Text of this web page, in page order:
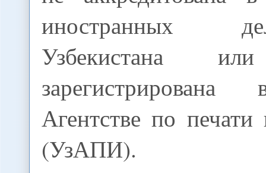
иностранных
Узбекистана
Агентстве по
(УзАПИ).